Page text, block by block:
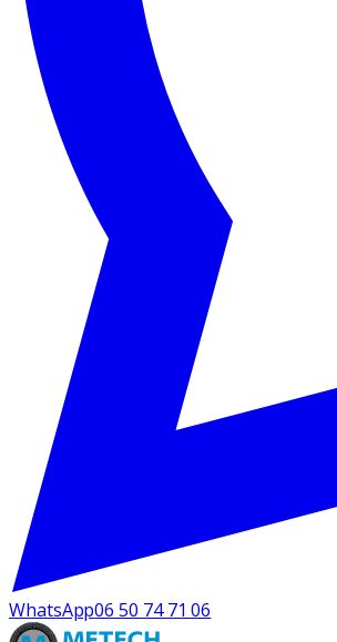
WhatsApp06 50 74 71 06